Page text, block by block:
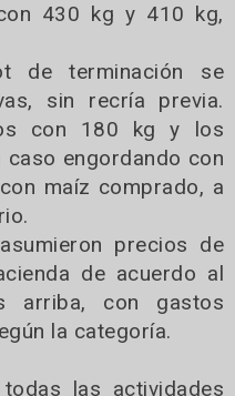
430 kg y 410 kg,
de terminación se
sin recría previa.
con 180 kg y los
caso engordando con
maíz comprado, a
precios de
de acuerdo al
arriba, con gastos
la categoría.
las actividades